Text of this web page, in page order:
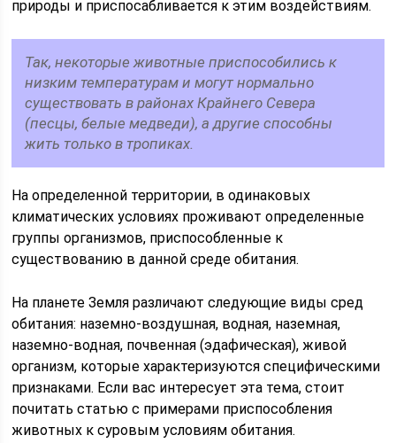
природы и приспосабливается к этим воздействиям.
Так, некоторые животные приспособились к
низким температурам и могут нормально
существовать в районах Крайнего Севера
(песцы, белые медведи), а другие способны
жить только в тропиках.
На определенной территории, в одинаковых
климатических условиях проживают определенные
группы организмов, приспособленные к
существованию в данной среде обитания.
На планете Земля различают следующие виды сред
обитания: наземно-воздушная, водная, наземная,
наземно-водная, почвенная (эдафическая), живой
организм, которые характеризуются специфическими
признаками. Если вас интересует эта тема, стоит
почитать статью с примерами приспособления
животных к суровым условиям обитания.